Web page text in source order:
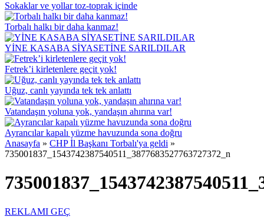
Sokaklar ve yollar toz-toprak içinde
Torbalı halkı bir daha kanmaz!
YİNE KASABA SİYASETİNE SARILDILAR
Fetrek’i kirletenlere geçit yok!
Uğuz, canlı yayında tek tek anlattı
Vatandaşın yoluna yok, yandaşın ahırına var!
Ayrancılar kapalı yüzme havuzunda sona doğru
Anasayfa » CHP İl Başkanı Torbalı'ya geldi »
735001837_1543742387540511_3877683527763727372_n
REKLAMI GEÇ